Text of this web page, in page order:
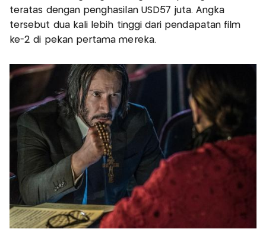
teratas dengan penghasilan USD57 juta. Angka
tersebut dua kali lebih tinggi dari pendapatan film
ke-2 di pekan pertama mereka.